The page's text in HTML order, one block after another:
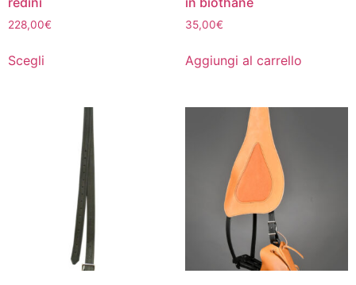
228,00€
Scegli
varianti.
opzioni
possono
essere
scelte
pagina
35,00€
Aggiungi al carrello